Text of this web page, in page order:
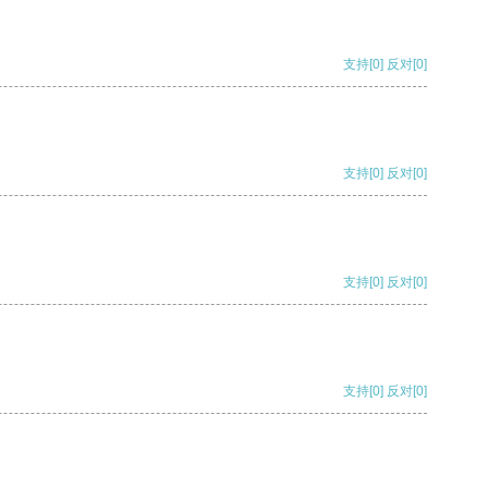
支持[0] 反对[0]
支持[0] 反对[0]
支持[0] 反对[0]
支持[0] 反对[0]